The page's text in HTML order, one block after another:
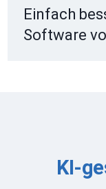
Einfach
Software
KI-